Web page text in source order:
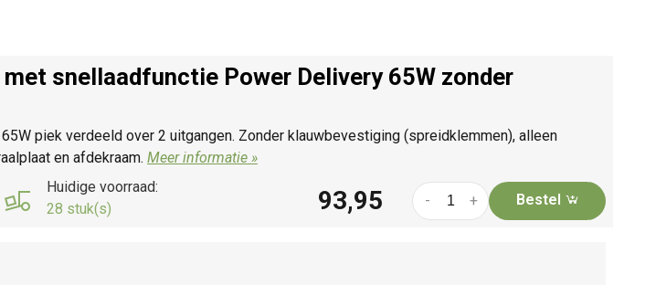
snellaadfunctie Power Delivery 65W zonder
piek verdeeld over 2 uitgangen. Zonder klauwbevestiging (spreidklemmen), alleen
en afdekraam. Meer informatie »
Huidige voorraad:
28 stuk(s)
93,95 +
- Bestel